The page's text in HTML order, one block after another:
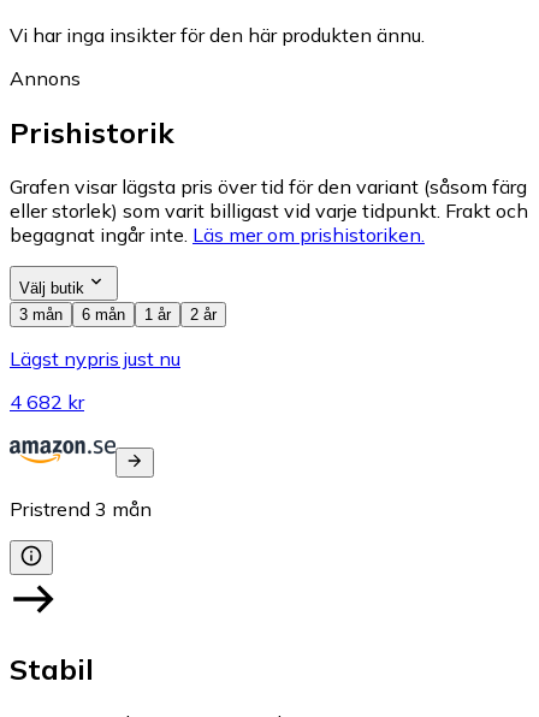
Vi har inga insikter för den här produkten ännu.
Annons
Prishistorik
Grafen visar lägsta pris över tid för den variant (såsom färg
eller storlek) som varit billigast vid varje tidpunkt. Frakt och
begagnat ingår inte. Läs mer om prishistoriken.
Välj butik
3 mån
6 mån 1 år 2 år
Lägst nypris just nu
4 682 kr
Pristrend 3 mån
Stabil